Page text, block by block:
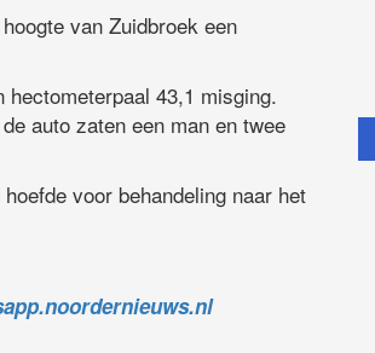
van Zuidbroek een
43,1 misging.
auto zaten een man en twee
voor behandeling naar het